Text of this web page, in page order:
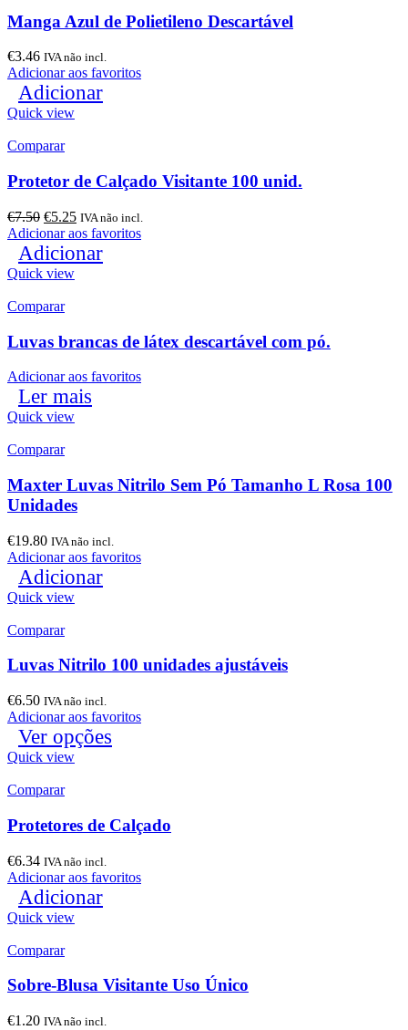
Manga Azul de Polietileno Descartável
€3.46 IVA não incl.
Adicionar aos favoritos
Adicionar
Quick view
Comparar
Protetor de Calçado Visitante 100 unid.
€7.50 €5.25 IVA não incl.
Adicionar aos favoritos
Adicionar
Quick view
Comparar
Luvas brancas de látex descartável com pó.
Adicionar aos favoritos
Ler mais
Quick view
Comparar
Maxter Luvas Nitrilo Sem Pó Tamanho L Rosa 100
Unidades
€19.80 IVA não incl.
Adicionar aos favoritos
Adicionar
Quick view
Comparar
Luvas Nitrilo 100 unidades ajustáveis
€6.50 IVA não incl.
Adicionar aos favoritos
Ver opções
Quick view
Comparar
Protetores de Calçado
€6.34 IVA não incl.
Adicionar aos favoritos
Adicionar
Quick view
Comparar
Sobre-Blusa Visitante Uso Único
€1.20 IVA não incl.